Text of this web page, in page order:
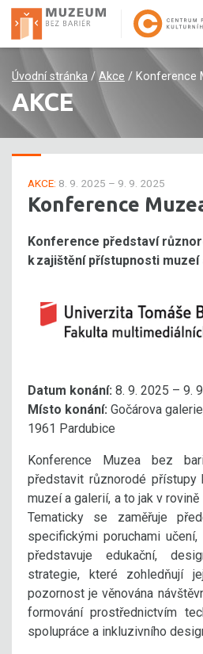
Úvodní stránka / Akce / Konference
AKCE
AKCE: 8. 9. 2025 – 9. 9. 2025
Konference
Konference představí
k zajištění přístupnosti muzeí
Datum konání: 8. 9. 2025 – 9.
Místo konání: Gočárova
1961 Pardubice
Konference Muzea bez
představit různorodé přístupy
muzeí a galerií, a to jak v
Tematicky se zaměřuje
specifickými poruchami
představuje edukační,
strategie, které zohledňují
pozornost je věnována
formování prostřednictvím
spolupráce a inkluzivního